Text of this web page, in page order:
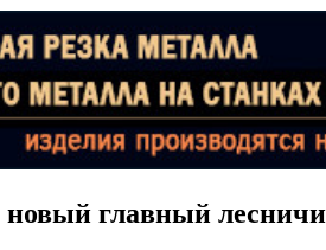
новый главный